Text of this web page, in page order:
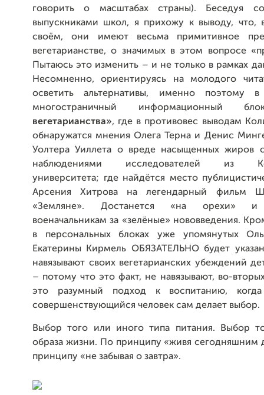
говорить о масштабах страны). Беседуя
выпускниками школ, я прихожу к выводу, что,
своём, они имеют весьма примитивное
вегетарианстве, о значимых в этом вопросе
Пытаюсь это изменить – и не только в рамках
Несомненно, ориентируясь на молодого
осветить альтернативы, именно поэтому
многостраничный информационный
вегетарианства», где в противовес выводам
обнаружатся мнения Олега Терна и Денис
Уолтера Уиллета о вреде насыщенных жиров
наблюдениями исследователей из
университета; где найдётся место
Арсения Хитрова на легендарный фильм
«Земляне». Достанется «на орехи» и
военачальникам за «зелёные» нововведения.
в персональных блоках уже упомянутых
Екатерины Кирмель ОБЯЗАТЕЛЬНО будет
навязывают своих вегетарианских убеждений
– потому что это факт, не навязывают, во-
это разумный подход к воспитанию,
совершенствующийся человек сам делает выбор.
Выбор того или иного типа питания. Выбор
образа жизни. По принципу «живя сегодняшним
принципу «не забывая о завтра».